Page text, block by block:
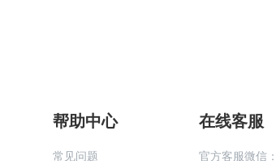
帮助中心
常见问题
在线客服
官方客服微信：